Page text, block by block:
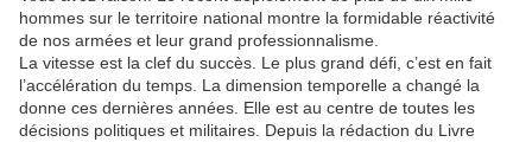
hommes sur le territoire national montre la formidable réactivité
de nos armées et leur grand professionnalisme.
La vitesse est la clef du succès. Le plus grand défi, c’est en fait
l’accélération du temps. La dimension temporelle a changé la
donne ces dernières années. Elle est au centre de toutes les
décisions politiques et militaires. Depuis la rédaction du Livre